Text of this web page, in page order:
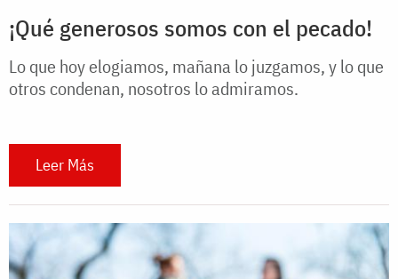
¡Qué generosos somos con el pecado!
Lo que hoy elogiamos, mañana lo juzgamos, y lo que
otros condenan, nosotros lo admiramos.
Leer Más